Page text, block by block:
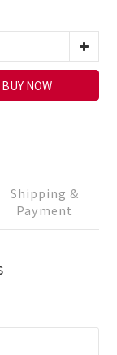
BUY NOW
Shipping &
Payment